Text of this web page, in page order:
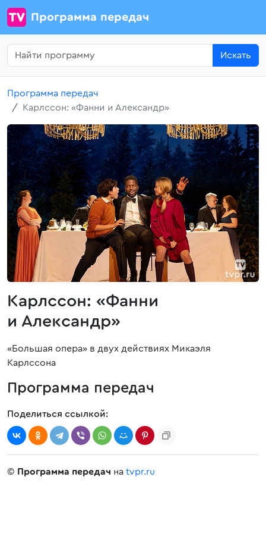
Программа передач
Искать
Программа передач
Карлссон: «Фанни и Александр»
Карлссон: «Фанни
и Александр»
«Большая опера» в двух действиях Микаэля
Карлссона
Программа передач
Поделиться ссылкой:
© Программа передач на tvpr.ru